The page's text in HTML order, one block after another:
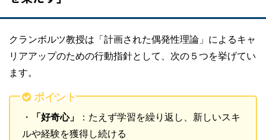
クランボルツ教授は「計画された偶発性理論」によるキャ
リアアップのための行動指針として、次の５つを挙げてい
ます。
ポイント
・ 「好奇心」
：たえず学習を繰り返し、新しいスキ
ルや経験を獲得し続ける